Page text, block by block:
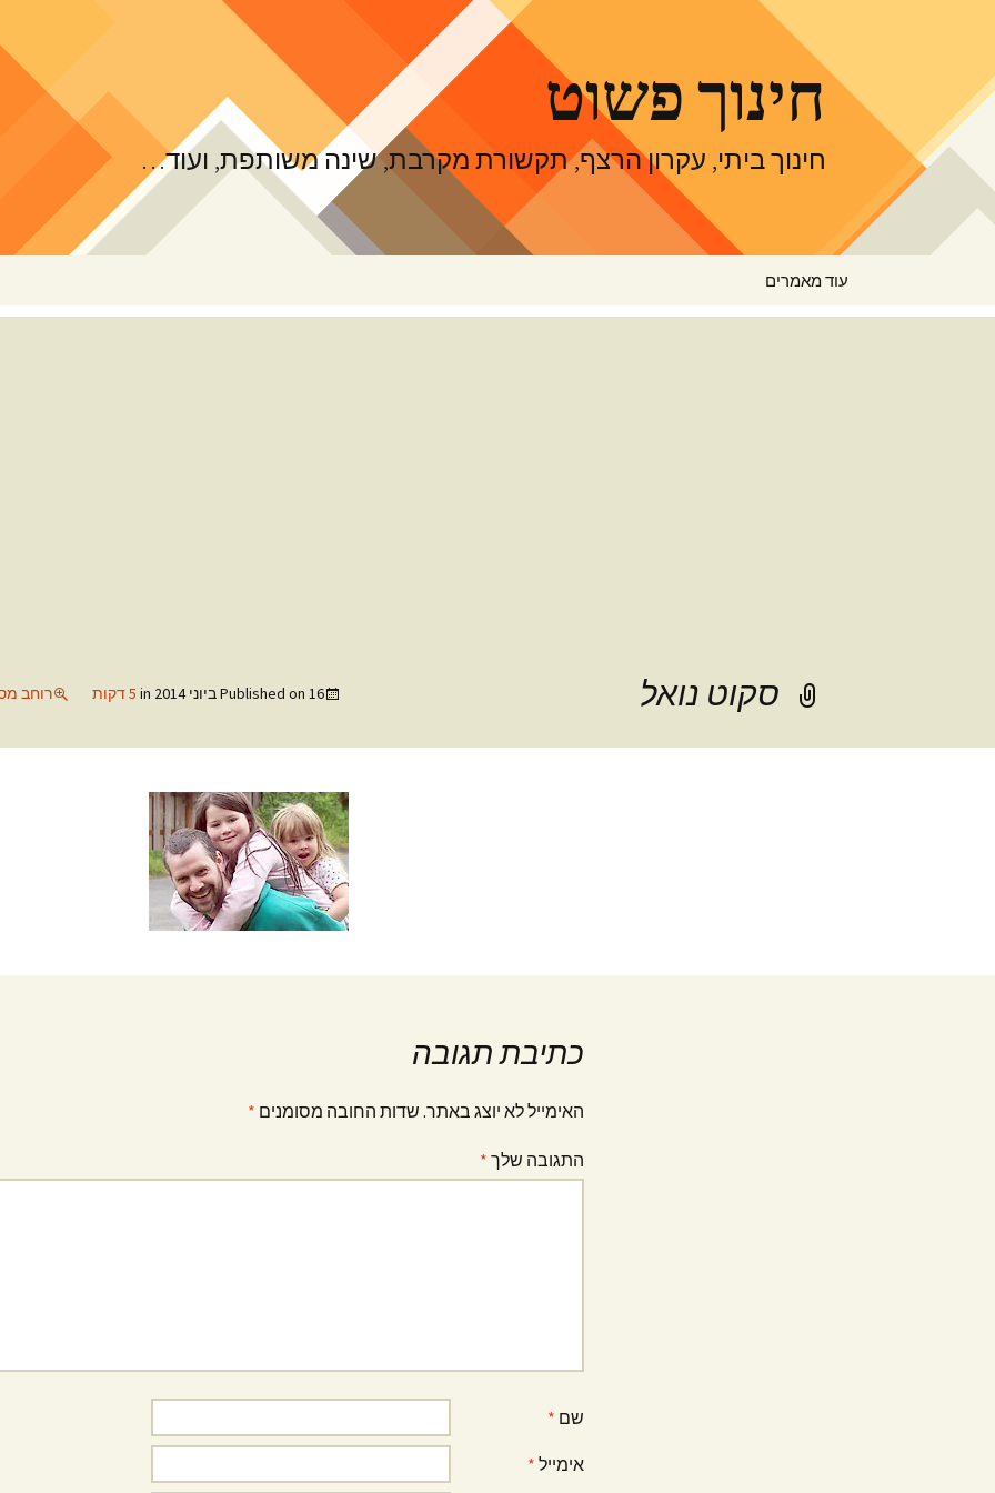
חינוך פשוט
חינוך ביתי, עקרון הרצף, תקשורת מקרבת, שינה משותפת, ועוד…
עוד מאמרים
סקוט נואל Published on 16 ביוני 2014 5 דקות רוחב מסך
כתיבת תגובה
האימייל לא יוצג באתר. שדות החובה מסומנים *
התגובה שלך *
שם *
אימייל *